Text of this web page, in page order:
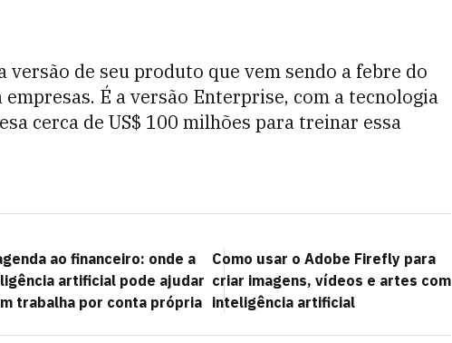
versão de seu produto que vem sendo a febre do
empresas. É a versão Enterprise, com a tecnologia
cerca de US$ 100 milhões para treinar essa
ao financeiro: onde a
artificial pode ajudar
trabalha por conta própria
Como usar o Adobe Firefly para
criar imagens, vídeos e artes com
inteligência artificial